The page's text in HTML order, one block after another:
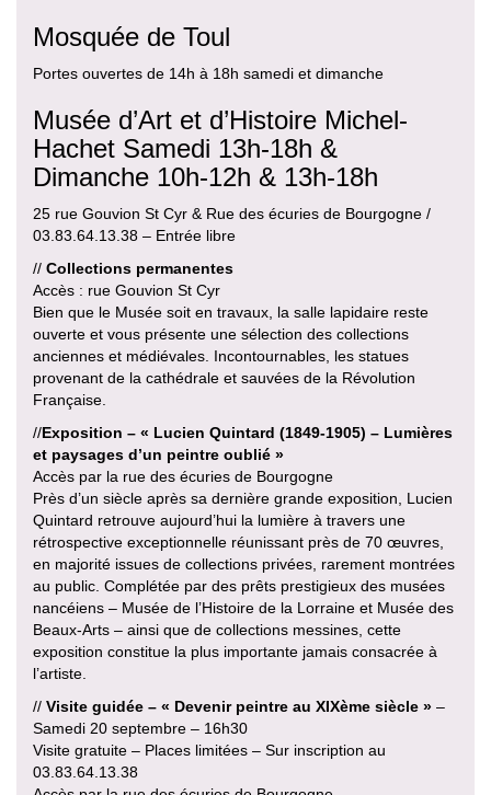
Mosquée de Toul
Portes ouvertes de 14h à 18h samedi et dimanche
Musée d’Art et d’Histoire Michel-
Hachet Samedi 13h-18h &
Dimanche 10h-12h & 13h-18h
25 rue Gouvion St Cyr & Rue des écuries de Bourgogne /
03.83.64.13.38 – Entrée libre
// Collections permanentes
Accès : rue Gouvion St Cyr
Bien que le Musée soit en travaux, la salle lapidaire reste
ouverte et vous présente une sélection des collections
anciennes et médiévales. Incontournables, les statues
provenant de la cathédrale et sauvées de la Révolution
Française.
//Exposition – « Lucien Quintard (1849-1905) – Lumières
et paysages d’un peintre oublié »
Accès par la rue des écuries de Bourgogne
Près d’un siècle après sa dernière grande exposition, Lucien
Quintard retrouve aujourd’hui la lumière à travers une
rétrospective exceptionnelle réunissant près de 70 œuvres,
en majorité issues de collections privées, rarement montrées
au public. Complétée par des prêts prestigieux des musées
nancéiens – Musée de l’Histoire de la Lorraine et Musée des
Beaux-Arts – ainsi que de collections messines, cette
exposition constitue la plus importante jamais consacrée à
l’artiste.
// Visite guidée – « Devenir peintre au XIXème siècle » –
Samedi 20 septembre – 16h30
Visite gratuite – Places limitées – Sur inscription au
03.83.64.13.38